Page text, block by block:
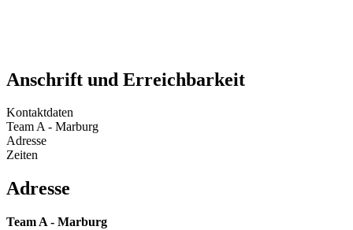
Anschrift und Erreichbarkeit
Kontaktdaten
Team A - Marburg
Adresse
Zeiten
Adresse
Team A - Marburg